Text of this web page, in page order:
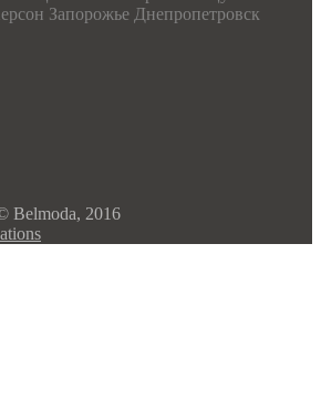
Запорожье Днепропетровск
Belmoda, 2016